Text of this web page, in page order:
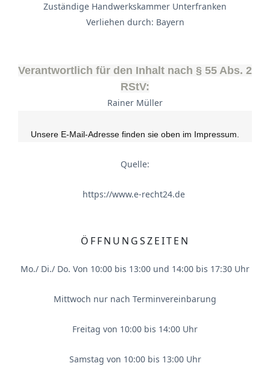
Zuständige Handwerkskammer Unterfranken
Verliehen durch: Bayern
Verantwortlich für den Inhalt nach § 55 Abs. 2
RStV:
Rainer Müller
Unsere E-Mail-Adresse finden sie oben im Impressum.
Quelle:
https://www.e-recht24.de
ÖFFNUNGSZEITEN
Mo./ Di./ Do. Von 10:00 bis 13:00 und 14:00 bis 17:30 Uhr
Mittwoch nur nach Terminvereinbarung
Freitag von 10:00 bis 14:00 Uhr
Samstag von 10:00 bis 13:00 Uhr